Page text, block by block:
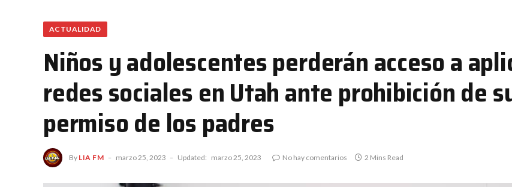
ACTUALIDAD
Niños y adolescentes perderán acceso a
redes sociales en Utah ante prohibición de
permiso de los padres
By LIA FM marzo 25, 2023 Updated: marzo 25, 2023 No hay comentarios 2 Mins Read